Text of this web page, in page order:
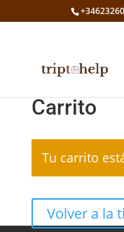
Carrito
Tu carrito
Volver a la